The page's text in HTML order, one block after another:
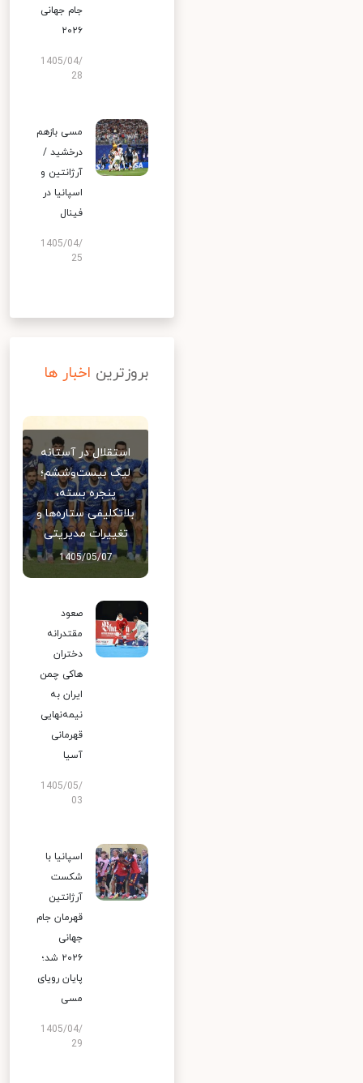
جام جهانی
۲۰۲۶
1405/04/
28
مسی بازهم
درخشید /
آرژانتین و
اسپانیا در
فینال
1405/04/
25
بروزترین اخبار ها
استقلال در آستانه
لیگ بیست‌وششم؛
پنجره بسته،
بلاتکلیفی ستاره‌ها و
تغییرات مدیریتی
1405/05/07
صعود
مقتدرانه
دختران
هاکی چمن
ایران به
نیمه‌نهایی
قهرمانی
آسیا
1405/05/
03
اسپانیا با
شکست
آرژانتین
قهرمان جام
جهانی
۲۰۲۶ شد؛
پایان رویای
مسی
1405/04/
29